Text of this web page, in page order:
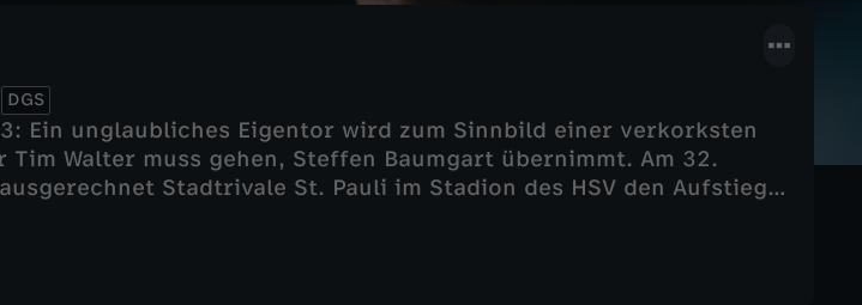
DGS
Ein unglaubliches Eigentor wird zum Sinnbild einer verkorksten
Tim Walter muss gehen, Steffen Baumgart übernimmt. Am 32.
Stadtrivale St. Pauli im Stadion des HSV den Aufstieg